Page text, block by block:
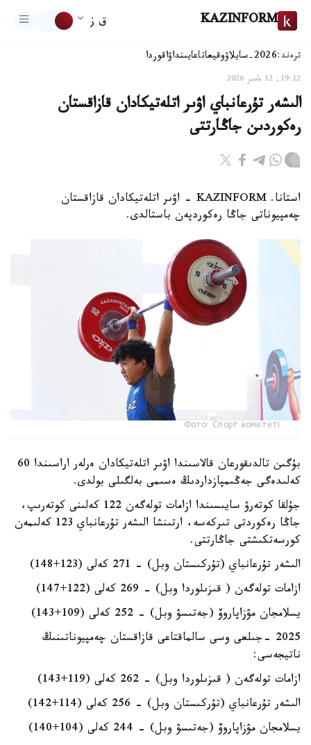
KAZINFORM ق ز
ترەند:2026-سايلاۋ وقيعاتاعايىنداۋاقوردا
19:12, 12 مامىر 2026
الىشەر تۇرعانباي اۋىر اتلەتيكادان قازاقستان
رەكوردىن جاڭارتتى
استانا. KAZINFORM - اۋىر اتلەتيكادان قازاقستان
چەمپيوناتى جاڭا رەكوردپەن باستالدى.
Фото: Спорт комитеті
بۇگىن تالدىقورعان قالاسىندا اۋىر اتلەتيكادان ەرلەر اراسىندا 60
كەلىدەگى جەڭىمپازداردىڭ ەسىمى بەلگىلى بولدى.
جۇلقا كوتەرۋ سايىسىندا ازامات تولەگەن 122 كەلىنى كوتەرىپ،
جاڭا رەكوردتى تىركەسە، ارتىنشا الىشەر تۇرعانباي 123 كەلىمەن
كورسەتكىشتى جاڭارتتى.
الىشەر تۇرعانباي (تۇركىستان وبل) - 271 كەلى (123+148)
ازامات تولەگەن ( قىزىلوردا وبل) - 269 كەلى (122+147)
يسلامجان مۋزاپاروۆ (جەتىسۋ وبل) - 252 كەلى (109+143)
2025 -جىلعى وسى سالماقتاعى قازاقستان چەمپيوناتىنىڭ
ناتيجەسى:
ازامات تولەگەن ( قىزىلوردا وبل) - 262 كەلى (119+143)
الىشەر تۇرعانباي (تۇركىستان وبل) - 256 كەلى (114+142)
يسلامجان مۋزاپاروۆ (جەتىسۋ وبل) - 244 كەلى (104+140)